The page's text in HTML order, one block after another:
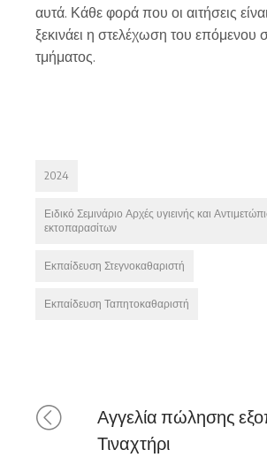
αυτά. Κάθε φορά που οι αιτήσεις
ξεκινάει η στελέχωση του επόμενου
τμήματος.
2024
Ειδικό Σεμινάριο Αρχές υγιεινής και
εκτοπαρασίτων
Εκπαίδευση Στεγνοκαθαριστή
Εκπαίδευση Ταπητοκαθαριστή
Αγγελία πώλησης
Τιναχτήρι